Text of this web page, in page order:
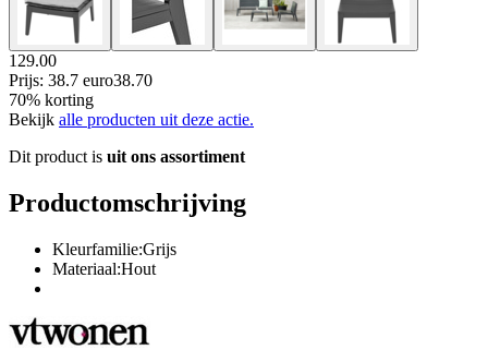
129.00
Prijs: 38.7 euro38.70
70% korting
Bekijk alle producten uit deze actie.
Dit product is uit ons assortiment
Productomschrijving
Kleurfamilie:Grijs
Materiaal:Hout